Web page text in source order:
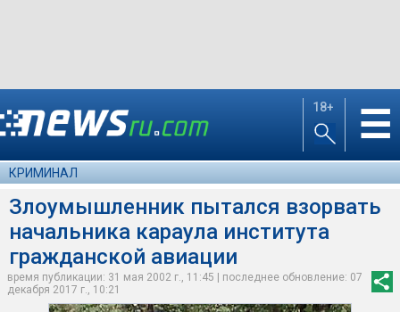
18+ ☰
КРИМИНАЛ
Злоумышленник пытался взорвать
начальника караула института
гражданской авиации
время публикации: 31 мая 2002 г., 11:45 | последнее обновление: 07
декабря 2017 г., 10:21